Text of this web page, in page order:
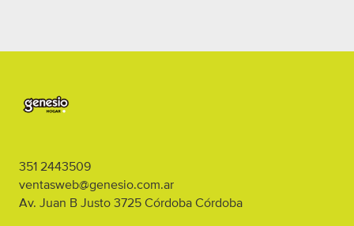
351 2443509
ventasweb@genesio.com.ar
Av. Juan B Justo 3725CórdobaCórdoba